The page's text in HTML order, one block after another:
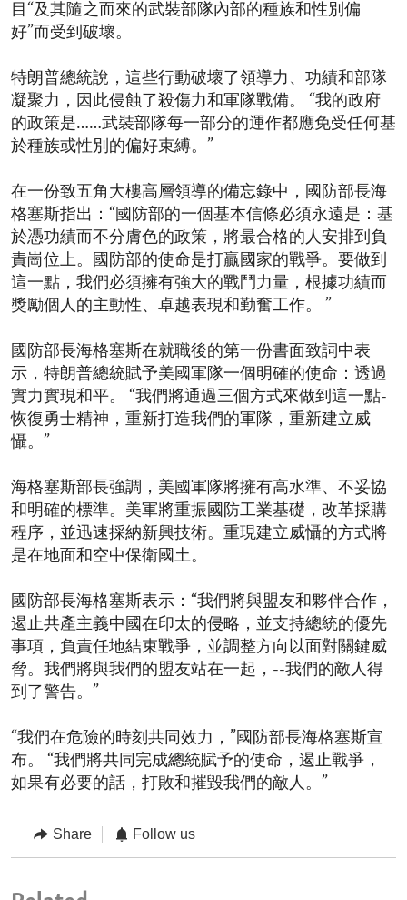
目“及其隨之而來的武裝部隊內部的種族和性別偏
好”而受到破壞。
特朗普總統說，這些行動破壞了領導力、功績和部隊
凝聚力，因此侵蝕了殺傷力和軍隊戰備。 “我的政府
的政策是……武裝部隊每一部分的運作都應免受任何基
於種族或性別的偏好束縛。”
在一份致五角大樓高層領導的備忘錄中，國防部長海
格塞斯指出：“國防部的一個基本信條必須永遠是：基
於憑功績而不分膚色的政策，將最合格的人安排到負
責崗位上。國防部的使命是打贏國家的戰爭。要做到
這一點，我們必須擁有強大的戰鬥力量，根據功績而
獎勵個人的主動性、卓越表現和勤奮工作。 ”
國防部長海格塞斯在就職後的第一份書面致詞中表
示，特朗普總統賦予美國軍隊一個明確的使命：透過
實力實現和平。 “我們將通過三個方式來做到這一點-
恢復勇士精神，重新打造我們的軍隊，重新建立威
懾。”
海格塞斯部長強調，美國軍隊將擁有高水準、不妥協
和明確的標準。美軍將重振國防工業基礎，改革採購
程序，並迅速採納新興技術。重現建立威懾的方式將
是在地面和空中保衛國土。
國防部長海格塞斯表示：“我們將與盟友和夥伴合作，
遏止共產主義中國在印太的侵略，並支持總統的優先
事項，負責任地結束戰爭，並調整方向以面對關鍵威
脅。我們將與我們的盟友站在一起，--我們的敵人得
到了警告。”
“我們在危險的時刻共同效力，”國防部長海格塞斯宣
布。 “我們將共同完成總統賦予的使命，遏止戰爭，
如果有必要的話，打敗和摧毀我們的敵人。”
Share Follow us